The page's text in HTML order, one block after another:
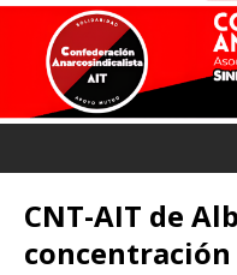
CNT-AIT de
concentración